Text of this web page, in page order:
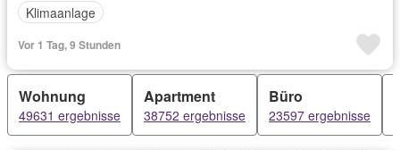
Klimaanlage
Vor 1 Tag, 9 Stunden
Wohnung
49631 ergebnisse
Apartment
38752 ergebnisse
Büro
23597 ergebnisse